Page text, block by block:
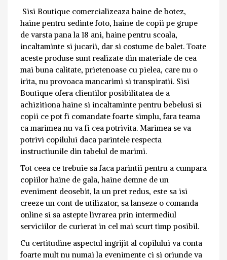
Sisi Boutique comercializeaza haine de botez,
haine pentru sedinte foto, haine de copii pe grupe
de varsta pana la 18 ani, haine pentru scoala,
incaltaminte si jucarii, dar si costume de balet. Toate
aceste produse sunt realizate din materiale de cea
mai buna calitate, prietenoase cu pielea, care nu o
irita, nu provoaca mancarimi si transpiratii. Sisi
Boutique ofera clientilor posibilitatea de a
achizitiona haine si incaltaminte pentru bebelusi si
copii ce pot fi comandate foarte simplu, fara teama
ca marimea nu va fi cea potrivita. Marimea se va
potrivi copilului daca parintele respecta
instructiunile din tabelul de marimi.
Tot ceea ce trebuie sa faca parintii pentru a cumpara
copiilor haine de gala, haine demne de un
eveniment deosebit, la un pret redus, este sa isi
creeze un cont de utilizator, sa lanseze o comanda
online si sa astepte livrarea prin intermediul
serviciilor de curierat in cel mai scurt timp posibil.
Cu certitudine aspectul ingrijit al copilului va conta
foarte mult nu numai la evenimente ci si oriunde va